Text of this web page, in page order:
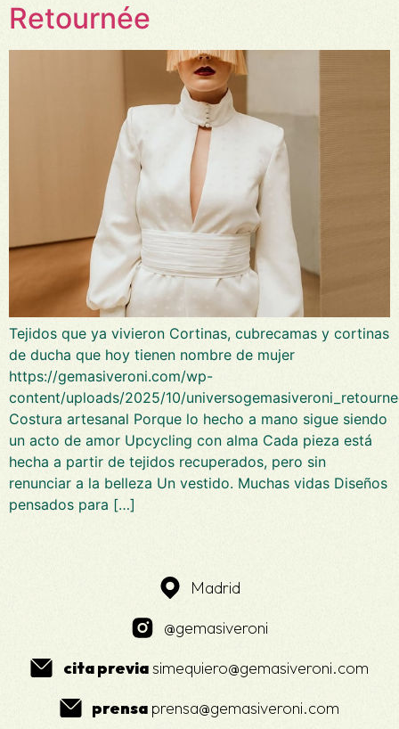
Retournée
Tejidos que ya vivieron Cortinas, cubrecamas y cortinas
de ducha que hoy tienen nombre de mujer
https://gemasiveroni.com/wp-
content/uploads/2025/10/
Costura artesanal Porque lo hecho a mano sigue siendo
un acto de amor Upcycling con alma Cada pieza está
hecha a partir de tejidos recuperados, pero sin
renunciar a la belleza Un vestido. Muchas vidas Diseños
pensados para […]
Madrid
@gemasiveroni
cita previasimequiero@gemasiveroni.com
prensa prensa@gemasiveroni.com